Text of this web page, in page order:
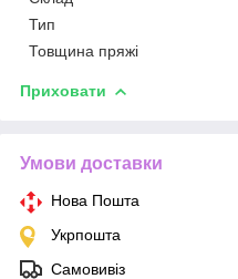
Тип
Товщина пряжі
Приховати
Умови доставки
Нова Пошта
Укрпошта
Самовивіз